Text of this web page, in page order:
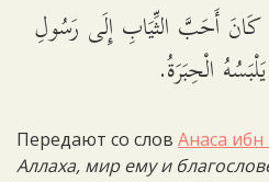
أَحَبَّ الثِّيَابِ إِلَى رَسُولِ
الْحِبَرَةُ.
Передают со слов Анаса
Аллаха, мир ему и